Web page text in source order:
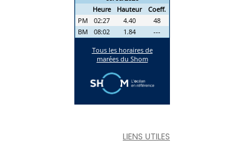
LIENS UTILES